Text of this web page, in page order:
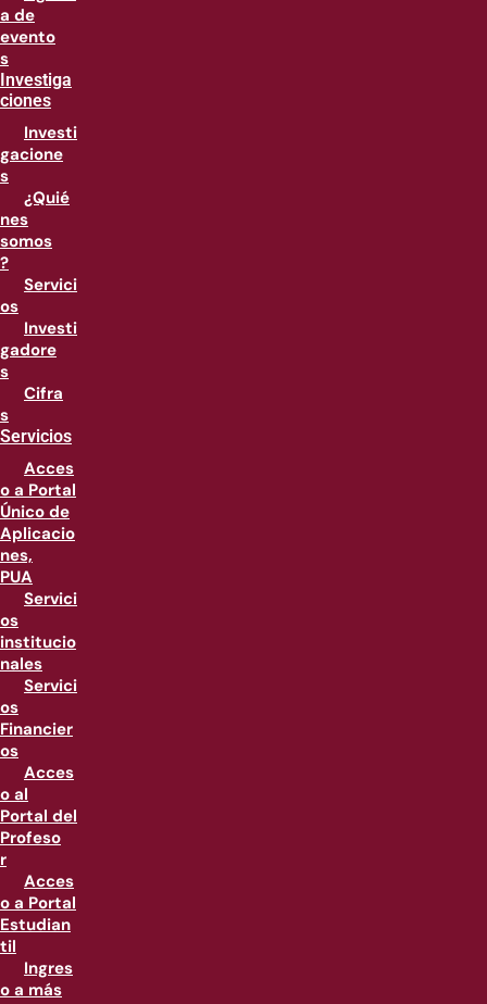
a de
evento
s
Investiga
ciones
Investi
gacione
s
¿Quié
nes
somos
?
Servici
os
Investi
gadore
s
Cifra
s
Servicios
Acces
o a Portal
Único de
Aplicacio
nes,
PUA
Servici
os
institucio
nales
Servici
os
Financier
os
Acces
o al
Portal del
Profeso
r
Acces
o a Portal
Estudian
til
Ingres
o a más